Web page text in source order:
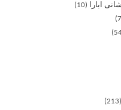
ابارا
10
213